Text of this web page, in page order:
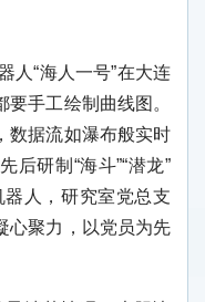
人“海人一号”在大连
手工绘制曲线图。
数据流如瀑布般实时
后研制“海斗”“潜龙”
器人，研究室党总支
心聚力，以党员为先